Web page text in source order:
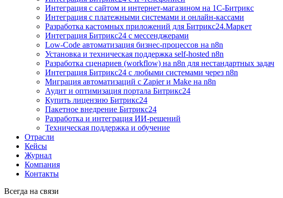
Интеграция с сайтом и интернет-магазином на 1С-Битрикс
Интеграция с платежными системами и онлайн-кассами
Разработка кастомных приложений для Битрикс24.Маркет
Интеграция Битрикс24 с мессенджерами
Low-Code автоматизация бизнес-процессов на n8n
Установка и техническая поддержка self-hosted n8n
Разработка сценариев (workflow) на n8n для нестандартных задач
Интеграция Битрикс24 с любыми системами через n8n
Миграция автоматизаций с Zapier и Make на n8n
Аудит и оптимизация портала Битрикс24
Купить лицензию Битрикс24
Пакетное внедрение Битрикс24
Разработка и интеграция ИИ-решений
Техническая поддержка и обучение
Отрасли
Кейсы
Журнал
Компания
Контакты
Всегда на связи